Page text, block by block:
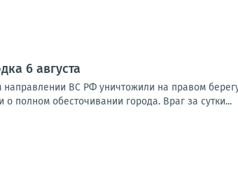
6 августа
ВС РФ уничтожили на правом
полном обесточивании города. Враг за сутки...